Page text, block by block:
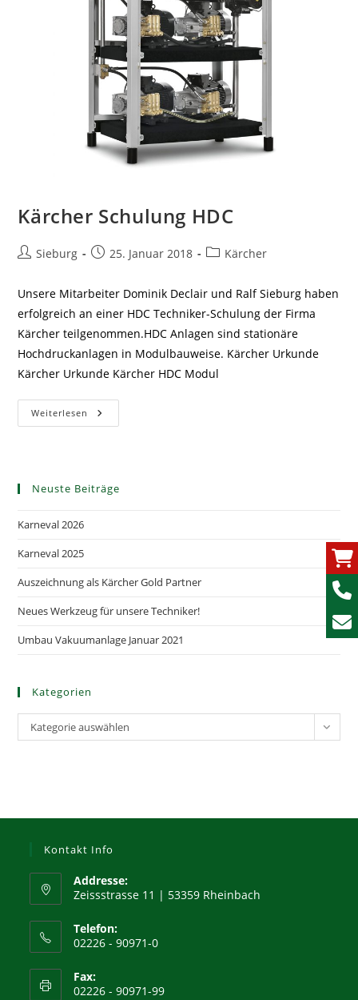
Kärcher Schulung HDC
Beitrags-
Sieburg
Beitrag25. Januar 2018
Beitrags-
Kärcher
Unsere Mitarbeiter Dominik Declair und Ralf Sieburg haben
erfolgreich an einer HDC Techniker-Schulung der Firma
Kärcher teilgenommen.HDC Anlagen sind stationäre
Hochdruckanlagen in Modulbauweise. Kärcher Urkunde
Kärcher Urkunde Kärcher HDC Modul
Weiterlesen Kärcher
Schulung
Neuste Beiträge
Karneval 2026
Karneval 2025
Auszeichnung als Kärcher Gold Partner
Neues Werkzeug für unsere Techniker!
Umbau Vakuumanlage Januar 2021
Kategorien
Kategorien
Kategorie auswählen
Kontakt Info
Addresse:
Zeissstrasse 11 | 53359 Rheinbach
Telefon:
02226 - 90971-0
Fax:
02226 - 90971-99